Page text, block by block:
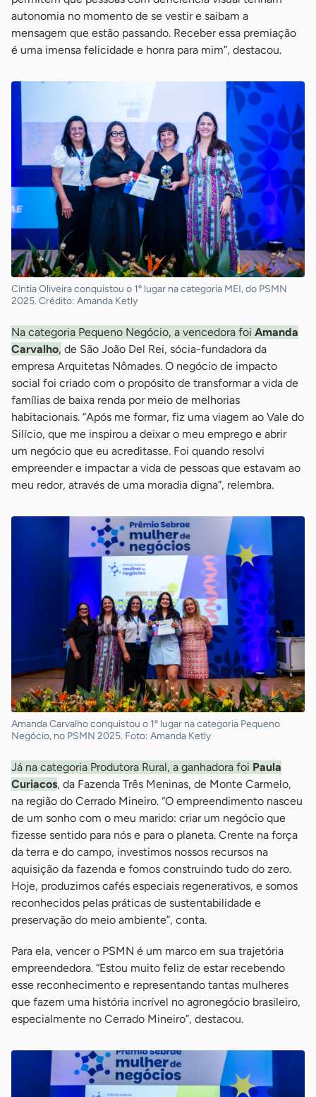
autonomia no momento de se vestir e saibam a
mensagem que estão passando. Receber essa premiação
é uma imensa felicidade e honra para mim”, destacou.
Cintia Oliveira conquistou o 1º lugar na categoria MEI, do PSMN
2025. Crédito: Amanda Ketly
Na categoria Pequeno Negócio, a vencedora foi Amanda
Carvalho, de São João Del Rei, sócia-fundadora da
empresa Arquitetas Nômades. O negócio de impacto
social foi criado com o propósito de transformar a vida de
famílias de baixa renda por meio de melhorias
habitacionais. “Após me formar, fiz uma viagem ao Vale do
Silício, que me inspirou a deixar o meu emprego e abrir
um negócio que eu acreditasse. Foi quando resolvi
empreender e impactar a vida de pessoas que estavam ao
meu redor, através de uma moradia digna”, relembra.
Amanda Carvalho conquistou o 1º lugar na categoria Pequeno
Negócio, no PSMN 2025. Foto: Amanda Ketly
Já na categoria Produtora Rural, a ganhadora foi Paula
Curiacos, da Fazenda Três Meninas, de Monte Carmelo,
na região do Cerrado Mineiro. “O empreendimento nasceu
de um sonho com o meu marido: criar um negócio que
fizesse sentido para nós e para o planeta. Crente na força
da terra e do campo, investimos nossos recursos na
aquisição da fazenda e fomos construindo tudo do zero.
Hoje, produzimos cafés especiais regenerativos, e somos
reconhecidos pelas práticas de sustentabilidade e
preservação do meio ambiente”, conta.
Para ela, vencer o PSMN é um marco em sua trajetória
empreendedora. “Estou muito feliz de estar recebendo
esse reconhecimento e representando tantas mulheres
que fazem uma história incrível no agronegócio brasileiro,
especialmente no Cerrado Mineiro”, destacou.